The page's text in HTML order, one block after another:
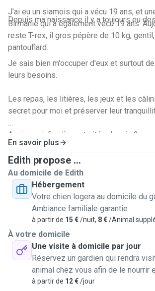
Depuis ma naissance il y a toujours eu
J'ai eu un siamois qui a vécu 19 ans, et
Birmanie qui a également vécu 19 ans.
reste T-rex, il gros pépère de 10 kg,
pantouflard.
Je sais bien m'occuper d'eux et surtout
leurs besoins.
Les repas, les litières, les jeux et les
secret pour moi et préserver leur
Ancienne infirmière retraitée depuis 2 ans,
disponible régulièrement et je souhaiterai
moi vos animaux ou leur rendre visite à
que vous puissiez vous absenter en toute
J'aime m'occuper des animaux et surtout
Votre animal sera traité avec grand soin et
Mes services :
Visites à domicile : 1h par jour, le temps
gamelles, changer l'eau, mettre au propre
et jouer si votre chat en a envie.
En savoir plus
Edith propose ...
Au domicile de Edith
Hébergement
Votre chien logera au domicile du
Ambiance familiale garantie
à partir de 15 €/nuit, 8 €/Animal
À votre domicile
Une visite à domicile par jour
Réservez un gardien qui rendra
animal chez vous afin de le nourrir
à partir de 12 €/jour